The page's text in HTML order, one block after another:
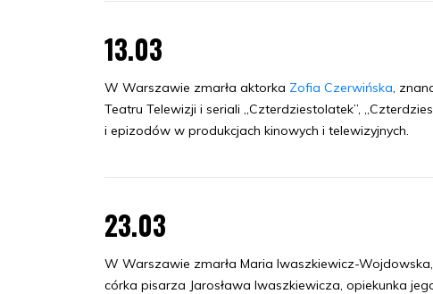
13.03
W Warszawie zmarła aktorka Zofia Czerwińska,
Teatru Telewizji i seriali „Czterdziestolatek”,
i epizodów w produkcjach kinowych i telewizyjnych.
23.03
W Warszawie zmarła Maria Iwaszkiewicz-
córka pisarza Jarosława Iwaszkiewicza, opiekunka